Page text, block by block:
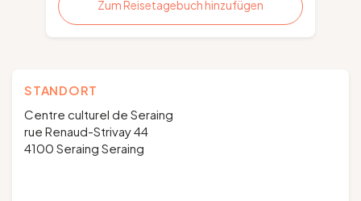
Zum Reisetagebuch hinzufügen
STANDORT
Centre culturel de Seraing
rue Renaud-Strivay 44
4100 Seraing Seraing